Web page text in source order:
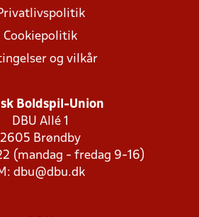
Cookiepolitik
og vilkår
Boldspil-Union
DBU Allé 1
2605 Brøndby
(mandag - fredag 9-16)
dbu@dbu.dk